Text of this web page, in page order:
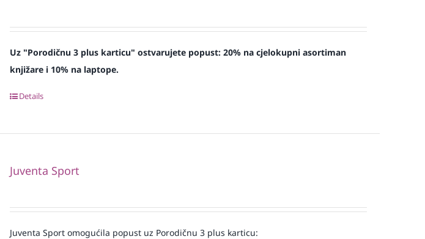
Uz "Porodičnu 3 plus karticu" ostvarujete popust: 20% na cjelokupni asortiman
knjižare i 10% na laptope.
Details
Juventa Sport
Juventa Sport omogućila popust uz Porodičnu 3 plus karticu: